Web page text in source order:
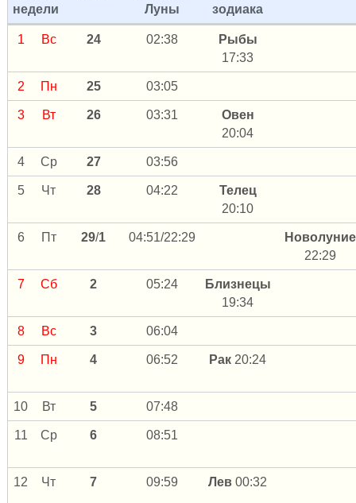
недели
Луны
зодиака
1 Вс 24 02:38
Рыбы
17:33
2 Пн 25 03:05
3 Вт 26 03:31
Овен
20:04
4 Ср 27 03:56
5 Чт 28 04:22
Телец
20:10
6 Пт 29/1 04:51/22:29
Новолуние
22:29
7 Сб 2 05:24
Близнецы
19:34
8 Вс 3 06:04
9 Пн 4 06:52 Рак 20:24
10 Вт 5 07:48
11 Ср 6 08:51
12 Чт 7 09:59 Лев 00:32